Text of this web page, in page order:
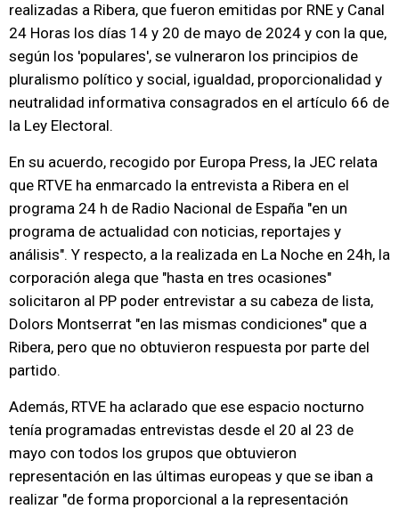
realizadas a Ribera, que fueron emitidas por RNE y Canal
24 Horas los días 14 y 20 de mayo de 2024 y con la que,
según los 'populares', se vulneraron los principios de
pluralismo político y social, igualdad, proporcionalidad y
neutralidad informativa consagrados en el artículo 66 de
la Ley Electoral.
En su acuerdo, recogido por Europa Press, la JEC relata
que RTVE ha enmarcado la entrevista a Ribera en el
programa 24 h de Radio Nacional de España "en un
programa de actualidad con noticias, reportajes y
análisis". Y respecto, a la realizada en La Noche en 24h, la
corporación alega que "hasta en tres ocasiones"
solicitaron al PP poder entrevistar a su cabeza de lista,
Dolors Montserrat "en las mismas condiciones" que a
Ribera, pero que no obtuvieron respuesta por parte del
partido.
Además, RTVE ha aclarado que ese espacio nocturno
tenía programadas entrevistas desde el 20 al 23 de
mayo con todos los grupos que obtuvieron
representación en las últimas europeas y que se iban a
realizar "de forma proporcional a la representación